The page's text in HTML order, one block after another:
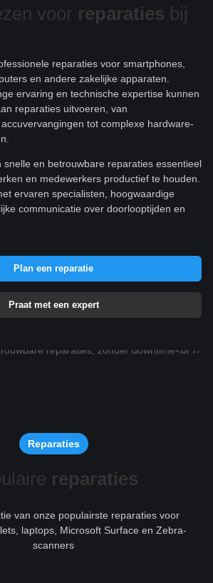
voor reparaties bij
reparaties voor smartphones,
en andere zakelijke apparaten.
ervaring en technische expertise kunnen
reparaties uitvoeren, van
tot complexe hardware-
snelle en betrouwbare reparaties essentieel
en medewerkers productief te houden.
ervaren specialisten, hoogwaardige
communicatie over doorlooptijden en
Plan een reparatie
Praat met een expert
Reparaties
reparaties
van onze populairste reparaties voor
laptops, Microsoft Surface en Zebra-
scanners